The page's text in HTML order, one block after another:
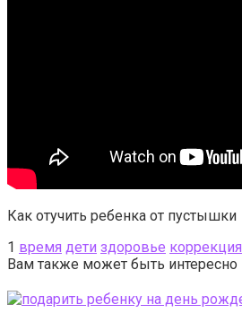
Как отучить ребенка от пустышки
1 время дети здоровье коррекция
Вам также может быть интересно